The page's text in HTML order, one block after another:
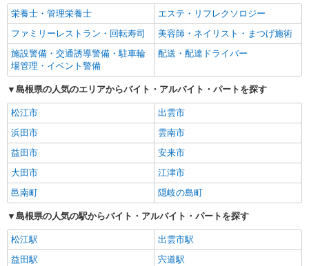
栄養士・管理栄養士
エステ・リフレクソロジー
ファミリーレストラン・回転寿司
美容師・ネイリスト・まつげ施術
施設警備・交通誘導警備・駐車輪
場管理・イベント警備
配送・配達ドライバー
島根県の人気のエリアからバイト・アルバイト・パートを探す
松江市
出雲市
浜田市
雲南市
益田市
安来市
大田市
江津市
邑南町
隠岐の島町
島根県の人気の駅からバイト・アルバイト・パートを探す
松江駅
出雲市駅
益田駅
宍道駅